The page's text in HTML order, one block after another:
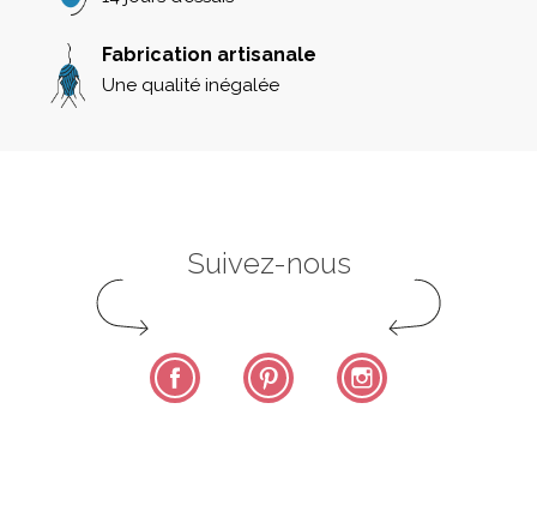
Fabrication artisanale
Une qualité inégalée
Suivez-nous
Facebook Pinterest